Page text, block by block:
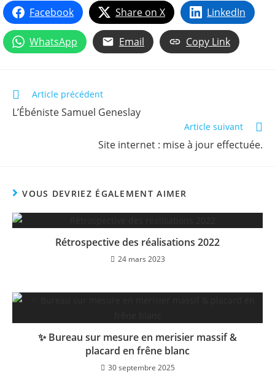
Facebook Share on X LinkedIn
WhatsApp Email Copy Link
Read
more
articles
Article précédent
L’Ébéniste Samuel Geneslay
Article suivant
Site internet : mise à jour effectuée.
VOUS DEVRIEZ ÉGALEMENT AIMER
Rétrospective des réalisations 2022
24 mars 2023
✨ Bureau sur mesure en merisier massif &
placard en frêne blanc
30 septembre 2025